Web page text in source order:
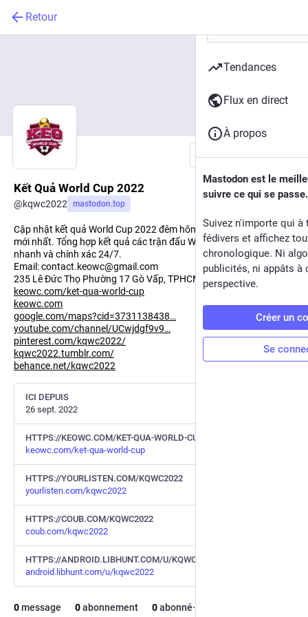
Retour
Suivre
Kết Quả World Cup 2022
@kqwc2022 mastodon.top
Cập nhật kết quả World Cup 2022 đêm hôm qua, bảng điểm WC
mới nhất. Tổng hợp kết quả các trận đấu World Cup tại Qatar
nhanh và chính xác 24/7.
Email: contact.keowc@gmail.com
235 Lê Đức Thọ Phường 17 Gò Vấp, TPHCM
keowc.com/ket-qua-world-cup
keowc.com
google.com/maps?cid=3731138438
youtube.com/channel/UCwjdgf9v9
pinterest.com/kqwc2022/
kqwc2022.tumblr.com/
behance.net/kqwc2022
ICI DEPUIS
26 sept. 2022
HTTPS://KEOWC.COM/KET-QUA-WORLD-CUP
keowc.com/ket-qua-world-cup
HTTPS://YOURLISTEN.COM/KQWC2022
yourlisten.com/kqwc2022
HTTPS://COUB.COM/KQWC2022
coub.com/kqwc2022
HTTPS://ANDROID.LIBHUNT.COM/U/KQWC2022
android.libhunt.com/u/kqwc2022
0message 0abonnement 0abonné·e
Tendances
Flux en direct
À propos
Mastodon est le
suivre ce qui se passe.
Suivez n'importe qui à
fédivers et affichez
chronologique. Ni
publicités, ni appâts à
perspective.
Créer un
Se